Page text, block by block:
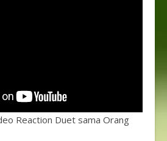
Reaction Duet sama Orang